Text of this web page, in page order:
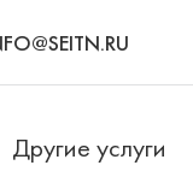
Другие услуги